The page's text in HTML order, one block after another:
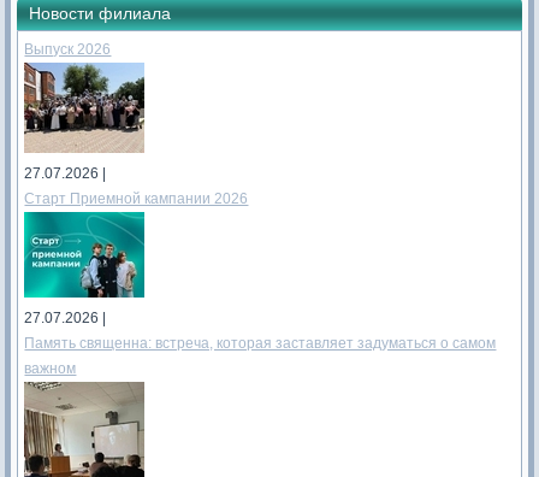
Новости филиала
Выпуск 2026
27.07.2026 |
Старт Приемной кампании 2026
27.07.2026 |
Память священна: встреча, которая заставляет задуматься о самом
важном